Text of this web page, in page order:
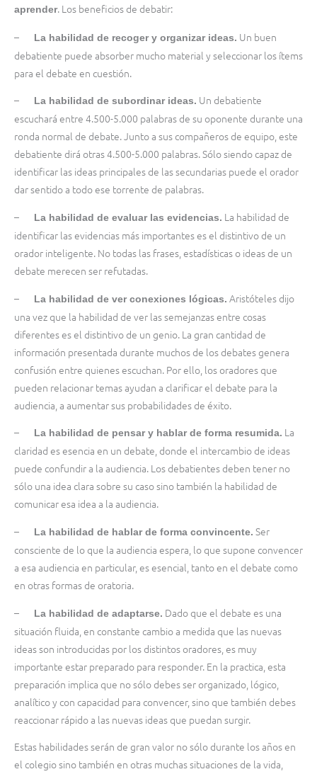
aprender. Los beneficios de debatir:
–
La habilidad de recoger y organizar ideas. Un buen
debatiente puede absorber mucho material y seleccionar los ítems
para el debate en cuestión.
–
La habilidad de subordinar ideas. Un debatiente
escuchará entre 4.500-5.000 palabras de su oponente durante una
ronda normal de debate. Junto a sus compañeros de equipo, este
debatiente dirá otras 4.500-5.000 palabras. Sólo siendo capaz de
identificar las ideas principales de las secundarias puede el orador
dar sentido a todo ese torrente de palabras.
–
La habilidad de evaluar las evidencias. La habilidad de
identificar las evidencias más importantes es el distintivo de un
orador inteligente. No todas las frases, estadísticas o ideas de un
debate merecen ser refutadas.
–
La habilidad de ver conexiones lógicas. Aristóteles dijo
una vez que la habilidad de ver las semejanzas entre cosas
diferentes es el distintivo de un genio. La gran cantidad de
información presentada durante muchos de los debates genera
confusión entre quienes escuchan. Por ello, los oradores que
pueden relacionar temas ayudan a clarificar el debate para la
audiencia, a aumentar sus probabilidades de éxito.
–
La habilidad de pensar y hablar de forma resumida. La
claridad es esencia en un debate, donde el intercambio de ideas
puede confundir a la audiencia. Los debatientes deben tener no
sólo una idea clara sobre su caso sino también la habilidad de
comunicar esa idea a la audiencia.
–
La habilidad de hablar de forma convincente. Ser
consciente de lo que la audiencia espera, lo que supone convencer
a esa audiencia en particular, es esencial, tanto en el debate como
en otras formas de oratoria.
–
La habilidad de adaptarse. Dado que el debate es una
situación fluida, en constante cambio a medida que las nuevas
ideas son introducidas por los distintos oradores, es muy
importante estar preparado para responder. En la practica, esta
preparación implica que no sólo debes ser organizado, lógico,
analítico y con capacidad para convencer, sino que también debes
reaccionar rápido a las nuevas ideas que puedan surgir.
Estas habilidades serán de gran valor no sólo durante los años en
el colegio sino también en otras muchas situaciones de la vida,